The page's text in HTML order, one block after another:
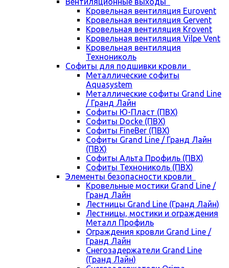
Кровельная вентиляция Eurovent
Кровельная вентиляция Gervent
Кровельная вентиляция Krovent
Кровельная вентиляция Vilpe Vent
Кровельная вентиляция
Технониколь
Cофиты для подшивки кровли
Металлические софиты
Aquasystem
Металлические софиты Grand Line
/ Гранд Лайн
Софиты Ю-Пласт (ПВХ)
Софиты Docke (ПВХ)
Софиты FineBer (ПВХ)
Софиты Grand Line / Гранд Лайн
(ПВХ)
Софиты Альта Профиль (ПВХ)
Софиты Технониколь (ПВХ)
Элементы безопасности кровли
Кровельные мостики Grand Line /
Гранд Лайн
Лестницы Grand Line (Гранд Лайн)
Лестницы, мостики и ограждения
Металл Профиль
Ограждения кровли Grand Line /
Гранд Лайн
Снегозадержатели Grand Line
(Гранд Лайн)